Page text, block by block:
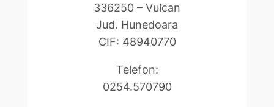
336250 – Vulcan
Jud. Hunedoara
CIF: 48940770
Telefon:
0254.570790